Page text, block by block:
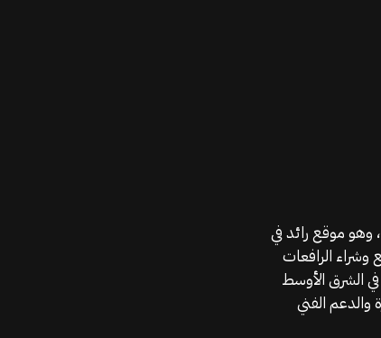
موقع قطع الغيار KGSAN وهو أحد اعمال شركة MAHALLAK، وهو موقع رائد في
وشراء الرافعات
الشرق الأوسط
الفني